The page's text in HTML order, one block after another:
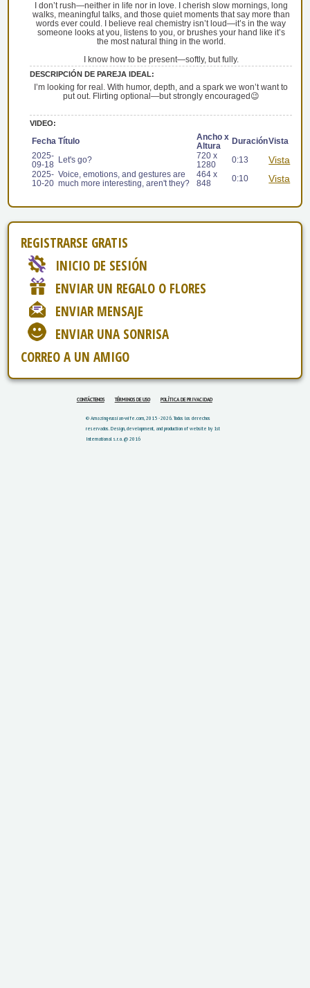
I don’t rush—neither in life nor in love. I cherish slow mornings, long
walks, meaningful talks, and those quiet moments that say more than
words ever could. I believe real chemistry isn’t loud—it’s in the way
someone looks at you, listens to you, or brushes your hand like it’s
the most natural thing in the world.
I know how to be present—softly, but fully.
DESCRIPCIÓN DE PAREJA IDEAL:
I’m looking for real. With humor, depth, and a spark we won’t want to
put out. Flirting optional—but strongly encouraged😉
VIDEO:
Fecha Título
Ancho x
Altura
DuraciónVista
2025-
09-18
Let's go?
720 x
1280
0:13 Vista
2025-
10-20
Voice, emotions, and gestures are
much more interesting, aren't they?
464 x
848
0:10 Vista
REGISTRARSE GRATIS
INICIO DE SESIÓN
ENVIAR UN REGALO O FLORES
ENVIAR MENSAJE
ENVIAR UNA SONRISA
CORREO A UN AMIGO
CONTÁCTENOS TÉRMINOS DE USO POLÍTICA DE PRIVACIDAD
© Amazing-russian-wife.com, 2015 - 2026. Todos los derechos
reservados. Design, development, and production of website by 1st
International s.r.o. @ 2016